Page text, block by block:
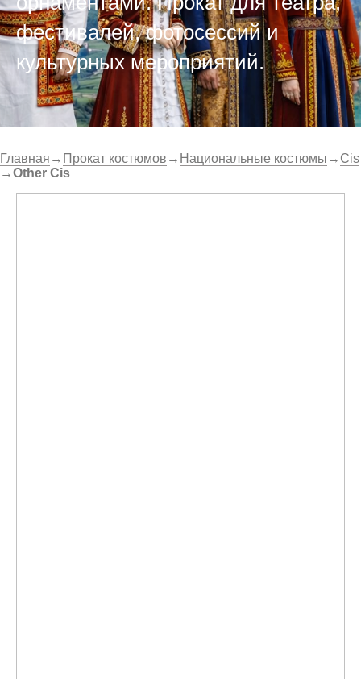
фестивалей, фотосессий и
культурных мероприятий.
Главная → Прокат костюмов → Национальные костюмы → Cis
→Other Cis